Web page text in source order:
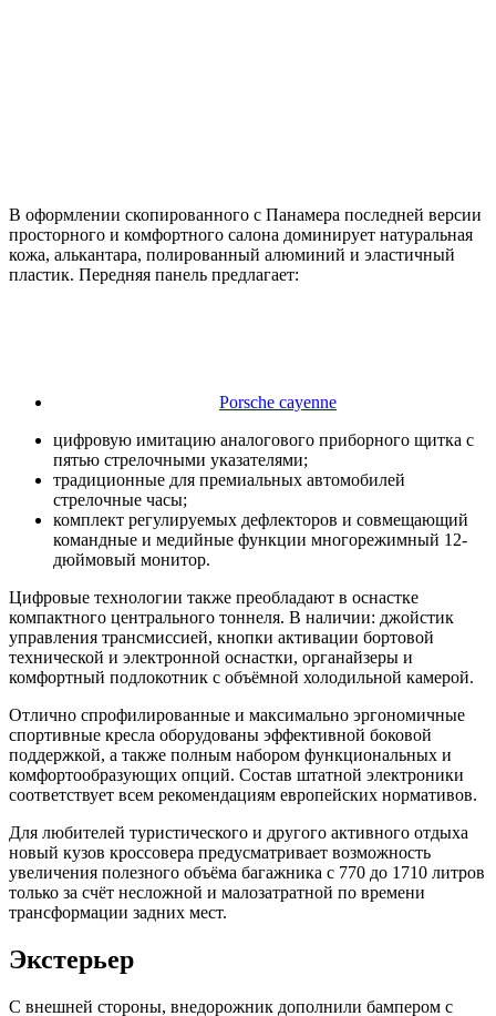
В оформлении скопированного с Панамера последней версии
просторного и комфортного салона доминирует натуральная
кожа, алькантара, полированный алюминий и эластичный
пластик. Передняя панель предлагает:
Porsche cayenne
цифровую имитацию аналогового приборного щитка с
пятью стрелочными указателями;
традиционные для премиальных автомобилей
стрелочные часы;
комплект регулируемых дефлекторов и совмещающий
командные и медийные функции многорежимный 12-
дюймовый монитор.
Цифровые технологии также преобладают в оснастке
компактного центрального тоннеля. В наличии: джойстик
управления трансмиссией, кнопки активации бортовой
технической и электронной оснастки, органайзеры и
комфортный подлокотник с объёмной холодильной камерой.
Отлично спрофилированные и максимально эргономичные
спортивные кресла оборудованы эффективной боковой
поддержкой, а также полным набором функциональных и
комфортообразующих опций. Состав штатной электроники
соответствует всем рекомендациям европейских нормативов.
Для любителей туристического и другого активного отдыха
новый кузов кроссовера предусматривает возможность
увеличения полезного объёма багажника с 770 до 1710 литров
только за счёт несложной и малозатратной по времени
трансформации задних мест.
Экстерьер
С внешней стороны, внедорожник дополнили бампером с